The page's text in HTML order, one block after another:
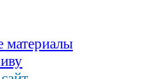
материалы